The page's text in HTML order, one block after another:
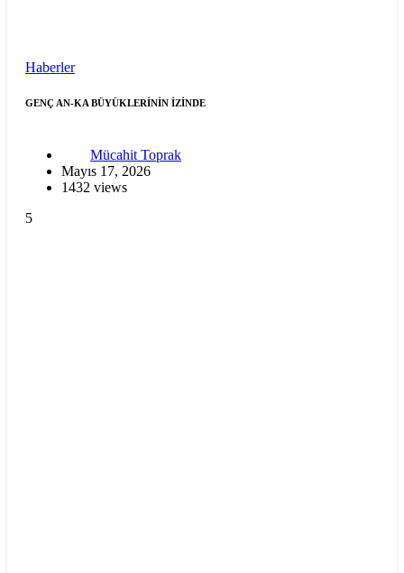
Haberler
GENÇ AN-KA BÜYÜKLERİNİN İZİNDE
Mücahit Toprak
Mayıs 17, 2026
1432 views
5